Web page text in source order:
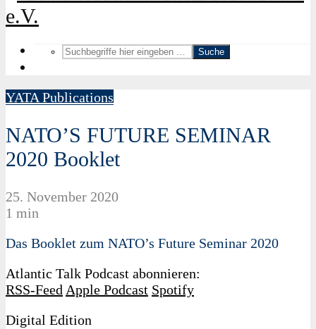
Suche
YATA Publications
NATO’S FUTURE SEMINAR
2020 Booklet
25. November 2020
1 min
Das Booklet zum NATO’s Future Seminar 2020
Atlantic Talk Podcast abonnieren:
RSS-Feed Apple Podcast Spotify
Digital Edition